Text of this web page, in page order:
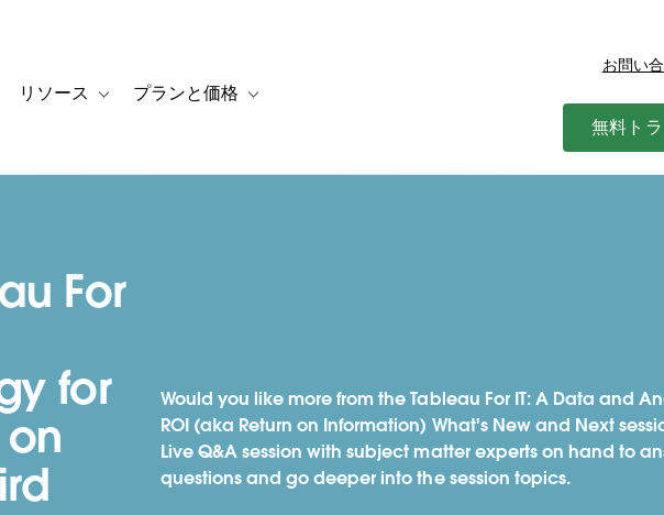
タマーストーリー
sub-navigation for ソリューション
リソース Toggle sub-navigation for リソース
プランと価格 Toggle sub-navigation for プランと価格
お問い
無料ト
For
for
Would you like more from the Tableau For IT: A Data and
ROI (aka Return on Information) What's New and Next
Live Q&A session with subject matter experts on hand to
questions and go deeper into the session topics.